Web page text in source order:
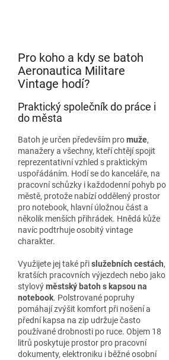
Pro koho a kdy se batoh
Aeronautica Militare
Vintage hodí?
Praktický společník do práce i
do města
Batoh je určen především promuže,
manažery a všechny, kteří chtějí spojit
reprezentativní vzhled s praktickým
uspořádáním. Hodí se do kanceláře, na
pracovní schůzky i každodenní pohyb po
městě, protože nabízí oddělený prostor
pro notebook, hlavní úložnou část a
několik menších přihrádek. Hnědá kůže
navíc podtrhuje osobitý vintage
charakter.
Využijete jej také přislužebních cestách,
kratších pracovních výjezdech nebo jako
stylovýměstský batoh s kapsou na
notebook. Polstrované popruhy
pomáhají zvýšit komfort při nošení a
přední kapsa na zip udržuje často
používané drobnosti po ruce. Objem 18
litrů poskytuje prostor pro pracovní
dokumenty, elektroniku i běžné osobní